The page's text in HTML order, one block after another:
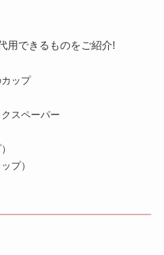
用できるものをご紹介!
ップ
スペーパー
プ）